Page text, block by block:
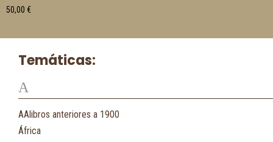
Temáticas:
A
AAlibros anteriores a 1900
África
50,00 €